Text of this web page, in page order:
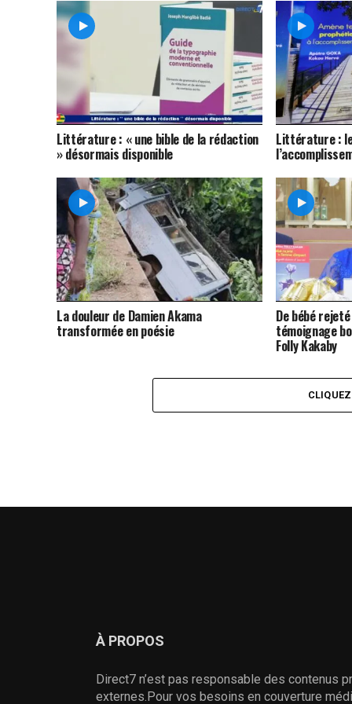
Littérature : « une bible de la rédaction
» désormais disponible
Littérature :
La douleur de Damien Akama
transformée en poésie
De bébé
témoignage
Folly Kakaby
À PROPOS
Direct7 n’est pas responsable des contenus
externes.Pour vos besoins en couverture